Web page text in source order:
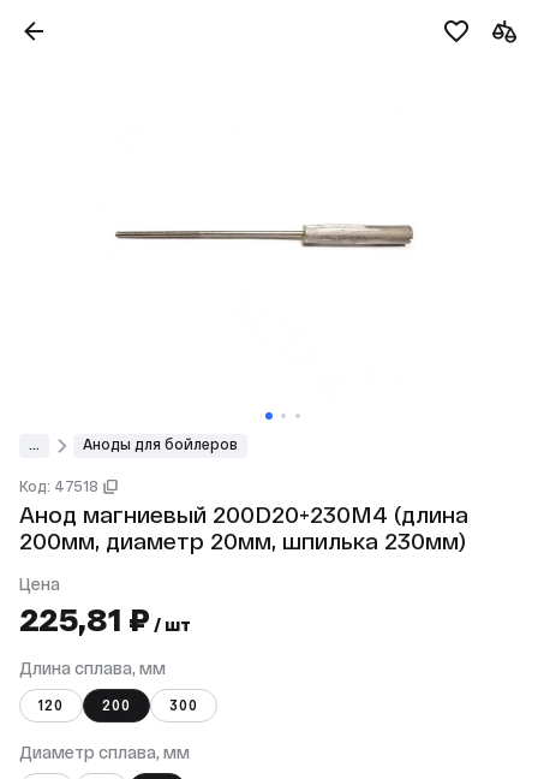
Аноды для бойлеров
Код: 47518
Анод магниевый 200D20+230M4 (длина
200мм, диаметр 20мм, шпилька 230мм)
Цена
225,81 ₽ / шт
Длина сплава, мм
120 200 300
Диаметр сплава, мм